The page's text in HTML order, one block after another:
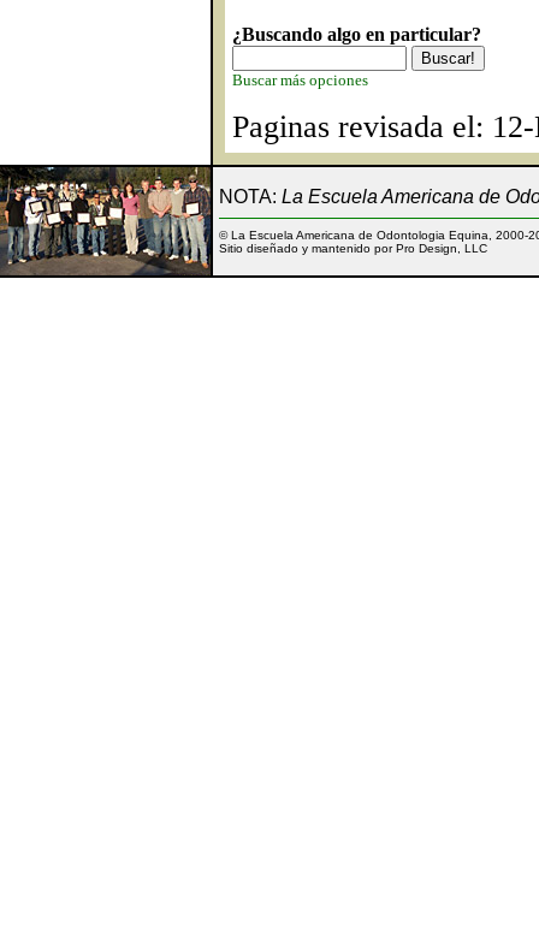
¿Buscando algo en particular?
Buscar más opciones
Paginas revisada el:
NOTA: La Escuela Americana de
© La Escuela Americana de Odontologia Equina, 2000-
Sitio diseñado y mantenido por Pro Design, LLC